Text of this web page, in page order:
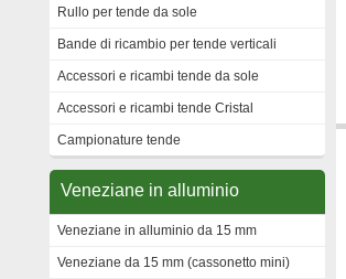
Rullo per tende da sole
Bande di ricambio per tende verticali
Accessori e ricambi tende da sole
Accessori e ricambi tende Cristal
Campionature tende
Veneziane in alluminio
Veneziane in alluminio da 15 mm
Veneziane da 15 mm (cassonetto mini)